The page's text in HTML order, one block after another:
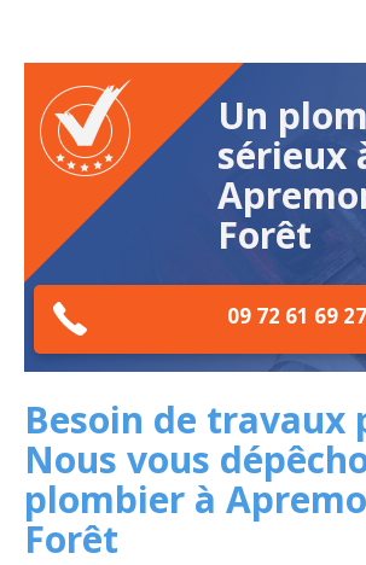
Un
sérieux
Forêt
09 72 61 69 27
Besoin de travaux
Nous vous
plombier à
Forêt